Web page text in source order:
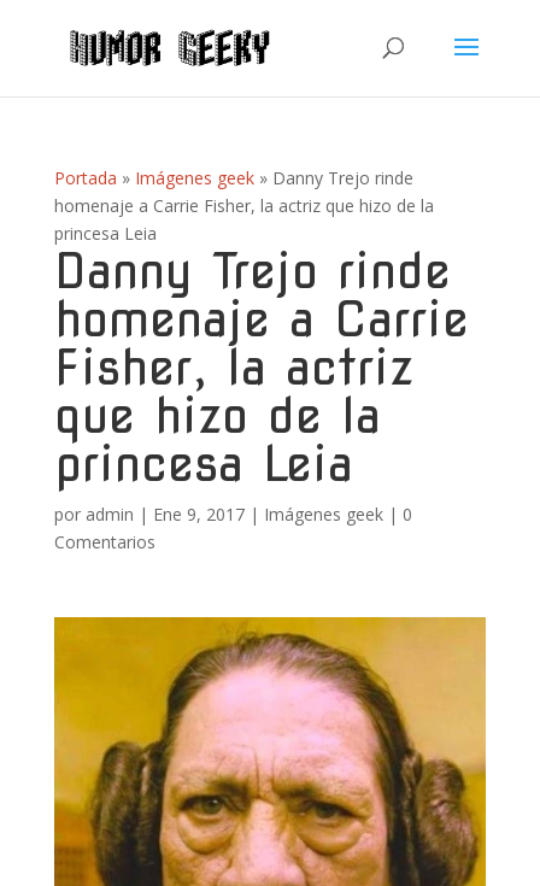
Portada » Imágenes geek» Danny Trejo rinde
homenaje a Carrie Fisher, la actriz que hizo de la
princesa Leia
Danny Trejo rinde
homenaje a Carrie
Fisher, la actriz
que hizo de la
princesa Leia
por admin | Ene 9, 2017| Imágenes geek| 0
Comentarios